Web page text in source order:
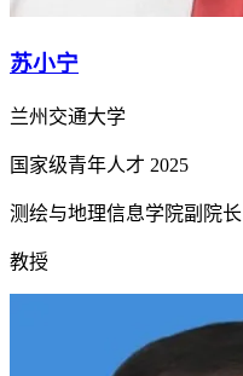
苏小宁
兰州交通大学
国家级青年人才 2025
测绘与地理信息学院副院长
教授